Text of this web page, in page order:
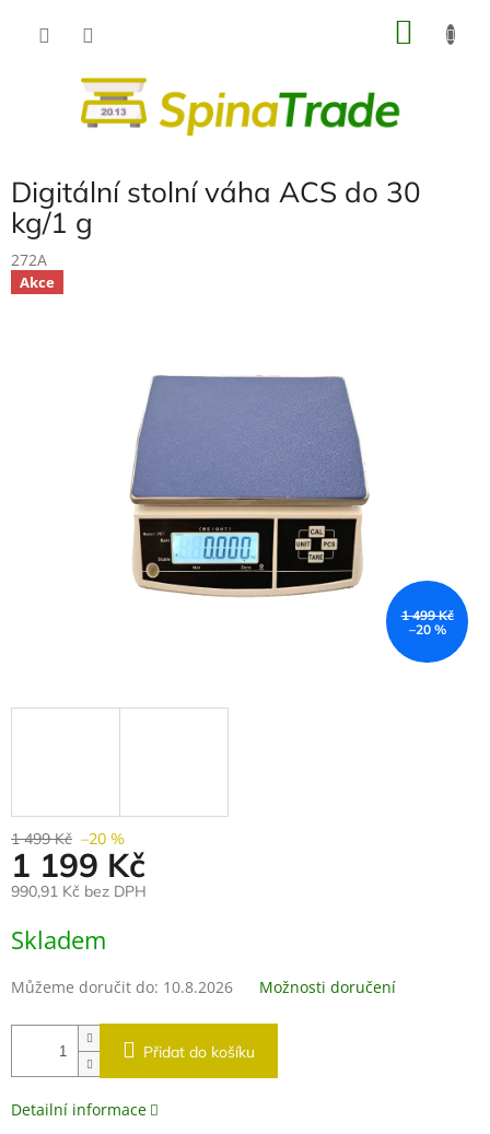
Digitální stolní váha ACS do 30
kg/1 g
272A
Akce
1 499 Kč
–20 %
1 499 Kč –20 %
1 199 Kč
990,91 Kč bez DPH
cena:
Skladem
Můžeme doručit do: 10.8.2026 Možnosti doručení
Přidat do košíku
Detailní informace